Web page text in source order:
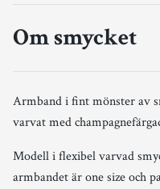
Om smycket
Armband i fint mönster av
varvat med
Modell i flexibel varvad
armbandet är one size och